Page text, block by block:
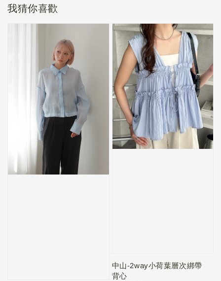
我猜你喜歡
中山-2way小荷葉層次綁帶
背心